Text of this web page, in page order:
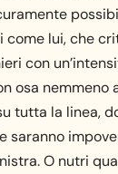
come lui, che
con
osa nemmeno
tutta la linea,
saranno
O nutri